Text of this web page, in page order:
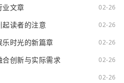
业文章 02-26
读者的注意 02-26
时光的新篇章 02-26
创新与实际需求 02-26
02-26